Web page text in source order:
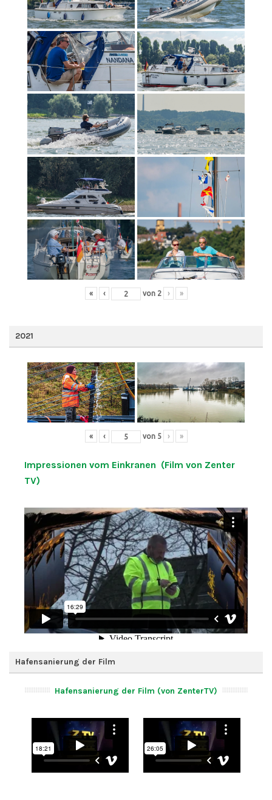
« ‹ von 2 › »
2021
« ‹ von 5 › »
Impressionen vom Einkranen (Film von Zenter
TV)
Hafensanierung der Film
Hafensanierung der Film (von ZenterTV)